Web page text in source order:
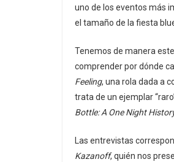
uno de los eventos más
el tamaño de la fiesta
Tenemos de manera
comprender por dónde
Feeling, una rola dada a
trata de un ejemplar
Bottle: A One Night
Las entrevistas
Kazanoff, quién nos